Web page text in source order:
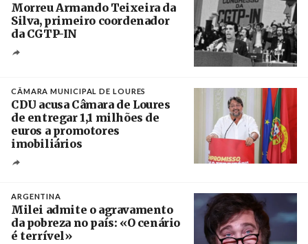
Morreu Armando Teixeira da
Silva, primeiro coordenador
da CGTP-IN
CÂMARA MUNICIPAL DE LOURES
CDU acusa Câmara de Loures
de entregar 1,1 milhões de
euros a promotores
imobiliários
ARGENTINA
Milei admite o agravamento
da pobreza no país: «O cenário
é terrível»